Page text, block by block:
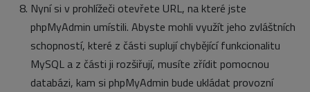
Nyní si v prohlížeči otevřete URL, na které jste
phpMyAdmin umístili. Abyste mohli využít jeho zvláštních
schopností, které z části suplují chybějící funkcionalitu
MySQL a z části ji rozšiřují, musíte zřídit pomocnou
databázi, kam si phpMyAdmin bude ukládat provozní